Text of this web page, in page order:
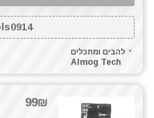
כלים לחשמלאים
להבים ומתכלים
מאוורר טכני
מברגונים נטענים
מברגים
להבים ומתכלים
Almog Tech
99₪